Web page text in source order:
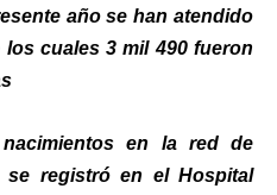
año se han atendido
cuales 3 mil 490 fueron
en la red de
se registró en el Hospital